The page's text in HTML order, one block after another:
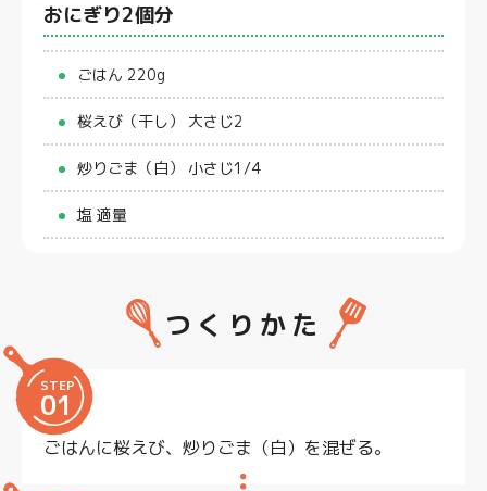
おにぎり2個分
ごはん 220g
桜えび（干し） 大さじ2
炒りごま（白） 小さじ1/4
塩 適量
つくりかた
STEP
01
ごはんに桜えび、炒りごま（白）を混ぜる。